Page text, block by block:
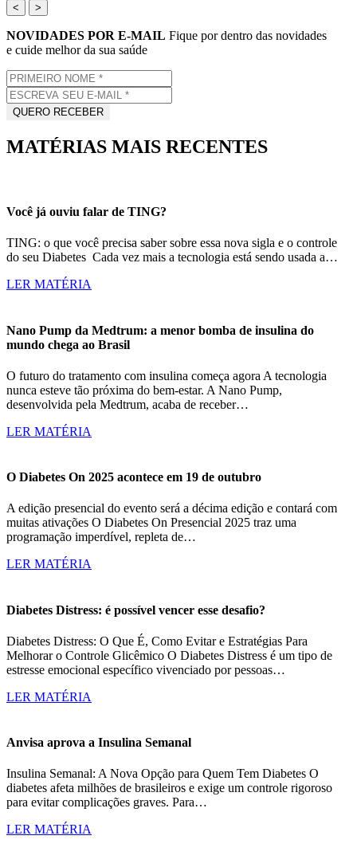
< >
NOVIDADES POR E-MAIL Fique por dentro das novidades
e cuide melhor da sua saúde
MATÉRIAS MAIS RECENTES
Você já ouviu falar de TING?
TING: o que você precisa saber sobre essa nova sigla e o controle
do seu Diabetes Cada vez mais a tecnologia está sendo usada a…
LER MATÉRIA
Nano Pump da Medtrum: a menor bomba de insulina do
mundo chega ao Brasil
O futuro do tratamento com insulina começa agora A tecnologia
nunca esteve tão próxima do bem-estar. A Nano Pump,
desenvolvida pela Medtrum, acaba de receber…
LER MATÉRIA
O Diabetes On 2025 acontece em 19 de outubro
A edição presencial do evento será a décima edição e contará com
muitas ativações O Diabetes On Presencial 2025 traz uma
programação imperdível, repleta de…
LER MATÉRIA
Diabetes Distress: é possível vencer esse desafio?
Diabetes Distress: O Que É, Como Evitar e Estratégias Para
Melhorar o Controle Glicêmico O Diabetes Distress é um tipo de
estresse emocional específico vivenciado por pessoas…
LER MATÉRIA
Anvisa aprova a Insulina Semanal
Insulina Semanal: A Nova Opção para Quem Tem Diabetes O
diabetes afeta milhões de brasileiros e exige um controle rigoroso
para evitar complicações graves. Para…
LER MATÉRIA